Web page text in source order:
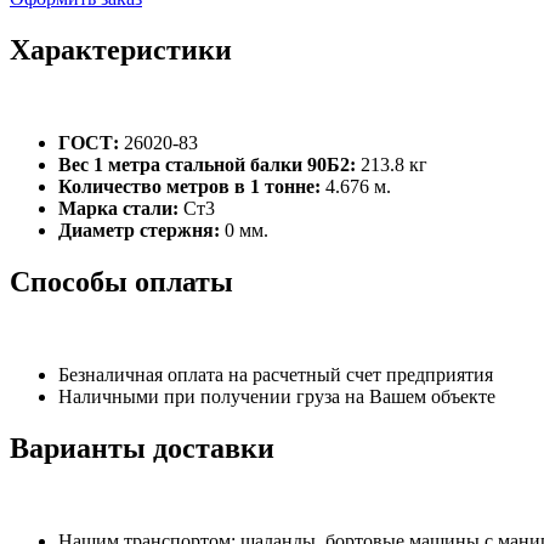
Характеристики
ГОСТ: 26020-83
Вес 1 метра стальной балки 90Б2: 213.8 кг
Количество метров в 1 тонне: 4.676 м.
Марка стали: Ст3
Диаметр стержня: 0 мм.
Способы оплаты
Безналичная оплата на расчетный счет предприятия
Наличными при получении груза на Вашем объекте
Варианты доставки